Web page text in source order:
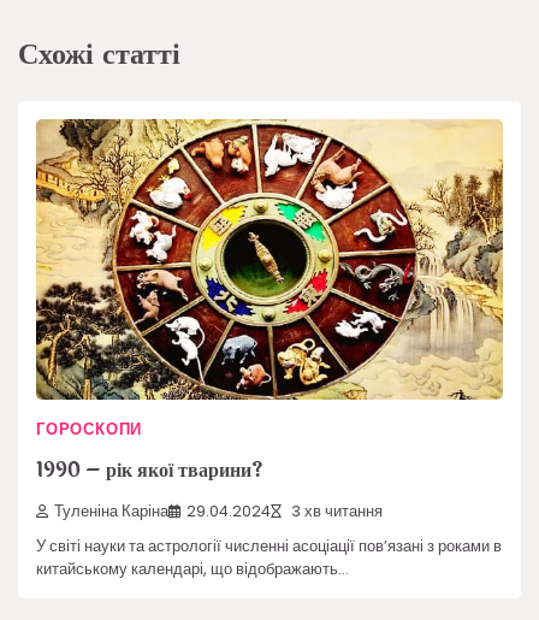
Схожі статті
ГОРОСКОПИ
1990 – рік якої тварини?
Туленіна Каріна 29.04.2024 3 хв читання
У світі науки та астрології численні асоціації пов’язані з роками в
китайському календарі, що відображають…